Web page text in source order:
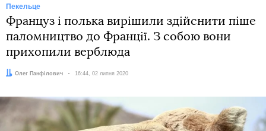
Пекельце
Француз і полька вирішили здійснити піше
паломництво до Франції. З собою вони
прихопили верблюда
Автор:
Олег Панфілович Дата:
16:44, 02 липня 2020